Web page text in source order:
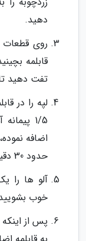
دهید.
روی
قابلمه
تفت دهید
لپه را در
1/5
اضافه
حدود 30 دقیقه بپزد.
آلو ها
خوب